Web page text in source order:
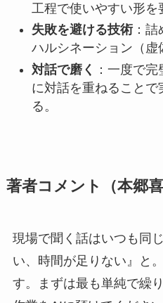
工程で使いやすい形を
失敗を避ける技術：詰
ハルシネーション（虚
対話で磨く
：一度で
に対話を重ねること
る。
著者コメント（本郷喜
現場で聞く話はいつも同
い、時間が足りない』と
す。まずは最も単純で繰